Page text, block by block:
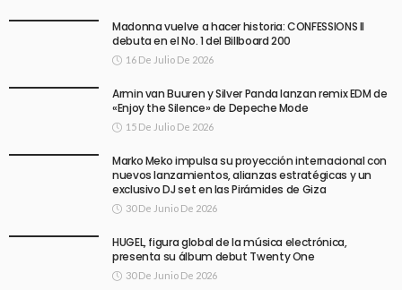
Madonna vuelve a hacer historia: CONFESSIONS II
debuta en el No. 1 del Billboard 200
16 De Julio De 2026
Armin van Buuren y Silver Panda lanzan remix EDM de
«Enjoy the Silence» de Depeche Mode
15 De Julio De 2026
Marko Meko impulsa su proyección internacional con
nuevos lanzamientos, alianzas estratégicas y un
exclusivo DJ set en las Pirámides de Giza
30 De Junio De 2026
HUGEL, figura global de la música electrónica,
presenta su álbum debut Twenty One
30 De Junio De 2026